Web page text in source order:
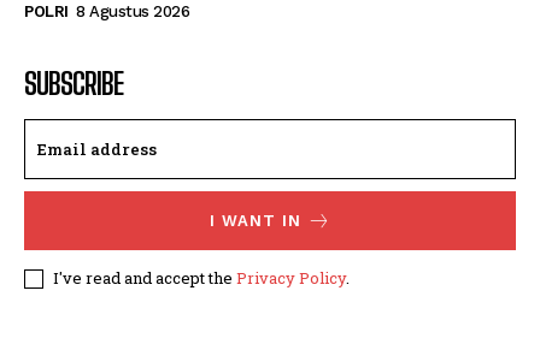
POLRI 8 Agustus 2026
SUBSCRIBE
I WANT IN
I've read and accept the Privacy Policy.